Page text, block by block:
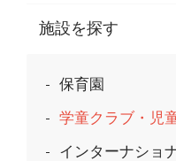
施設を探す
保育園
学童クラブ・児
インターナショ